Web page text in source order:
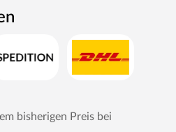
bisherigen Preis bei